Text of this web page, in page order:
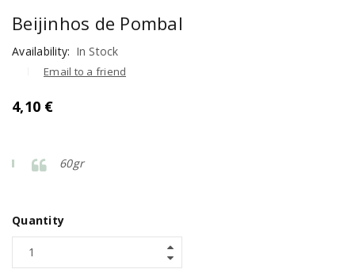
Beijinhos de Pombal
Availability: In Stock
Email to a friend
4,10 €
60gr
Quantity